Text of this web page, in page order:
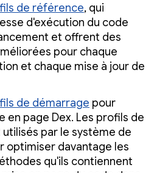
de référence, qui
d'exécution du code
et offrent des
pour chaque
et chaque mise à jour de
de démarrage pour
en page Dex. Les profils de
par le système de
optimiser davantage les
qu'ils contiennent